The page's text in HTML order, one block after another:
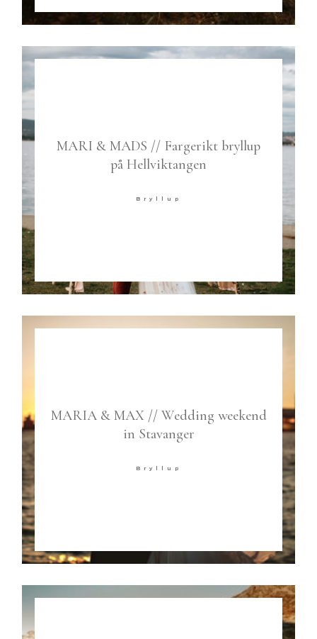
MARI & MADS // Fargerikt bryllup
på Hellviktangen
Bryllup
MARIA & MAX // Wedding weekend
in Stavanger
Bryllup